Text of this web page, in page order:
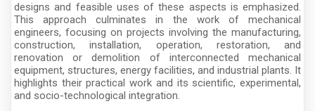
designs and feasible uses of these aspects is emphasized.
This approach culminates in the work of mechanical
engineers, focusing on projects involving the manufacturing,
construction, installation, operation, restoration, and
renovation or demolition of interconnected mechanical
equipment, structures, energy facilities, and industrial plants. It
highlights their practical work and its scientific, experimental,
and socio-technological integration.